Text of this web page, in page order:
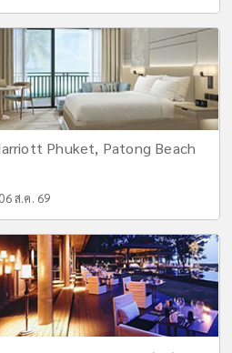
Phuket, Patong Beach
ส.ค. 69